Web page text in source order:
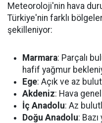
Meteoroloji'nin hava
Türkiye'nin farklı
şekilleniyor:
Marmara: Parçalı
hafif yağmur
Ege: Açık ve az
Akdeniz: Hava
İç Anadolu: Az
Doğu Anadolu: